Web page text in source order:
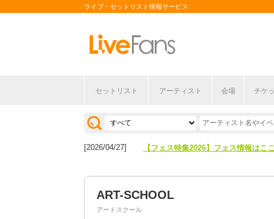
ライブ・セットリスト情報サービス
セットリスト アーティスト 会場 チケ
[2026/07/28] 【ライブ動員ランキング】2026年上
[2026/04/27] 【フェス特集2026】フェス情報はこ
ART-SCHOOL
アートスクール